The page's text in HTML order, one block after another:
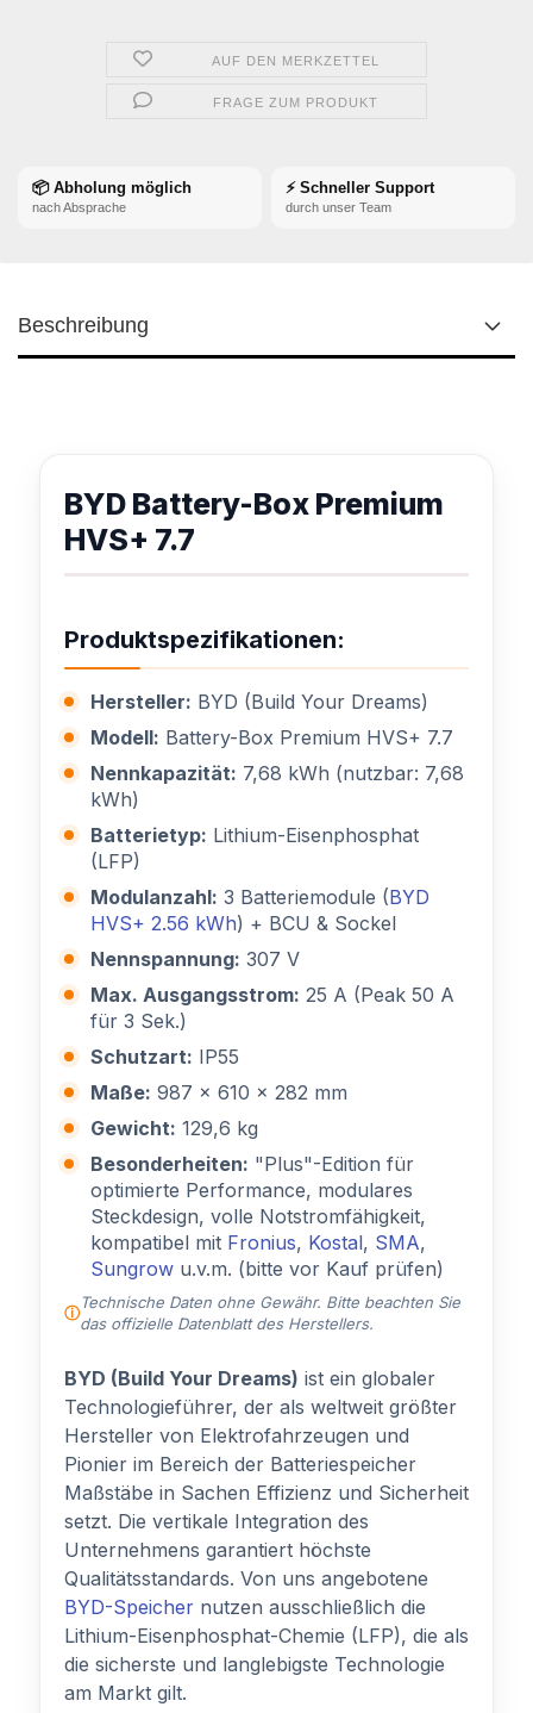
AUF DEN MERKZETTEL
FRAGE ZUM PRODUKT
📦 Abholung möglich
nach Absprache
⚡ Schneller Support
durch unser Team
Beschreibung
BYD Battery-Box Premium
HVS+ 7.7
Produktspezifikationen:
Hersteller: BYD (Build Your Dreams)
Modell: Battery-Box Premium HVS+ 7.7
Nennkapazität: 7,68 kWh (nutzbar: 7,68
kWh)
Batterietyp: Lithium-Eisenphosphat
(LFP)
Modulanzahl: 3 Batteriemodule (BYD
HVS+ 2.56 kWh) + BCU & Sockel
Nennspannung: 307 V
Max. Ausgangsstrom: 25 A (Peak 50 A
für 3 Sek.)
Schutzart: IP55
Maße: 987 x 610 x 282 mm
Gewicht: 129,6 kg
Besonderheiten: "Plus"-Edition für
optimierte Performance, modulares
Steckdesign, volle Notstromfähigkeit,
kompatibel mit Fronius, Kostal, SMA,
Sungrow u.v.m. (bitte vor Kauf prüfen)
Technische Daten ohne Gewähr. Bitte beachten Sie
das offizielle Datenblatt des Herstellers.
BYD (Build Your Dreams) ist ein globaler
Technologieführer, der als weltweit größter
Hersteller von Elektrofahrzeugen und
Pionier im Bereich der Batteriespeicher
Maßstäbe in Sachen Effizienz und Sicherheit
setzt. Die vertikale Integration des
Unternehmens garantiert höchste
Qualitätsstandards. Von uns angebotene
BYD-Speicher nutzen ausschließlich die
Lithium-Eisenphosphat-Chemie (LFP), die als
die sicherste und langlebigste Technologie
am Markt gilt.